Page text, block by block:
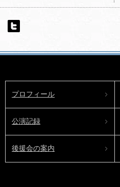
プロフィール
公演記録
後援会の案内